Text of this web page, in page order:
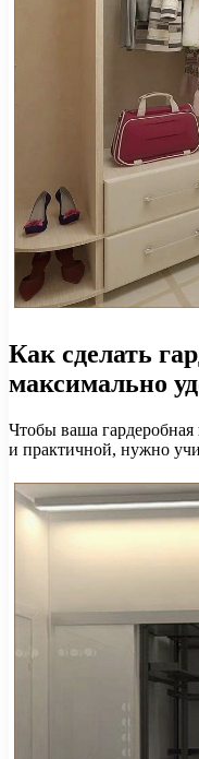
Как сделать
максимально
Чтобы ваша
и практичной, нужно